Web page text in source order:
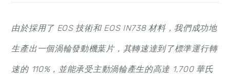
由於採用了 EOS 技術和 EOS IN738材料，我們成功地
生產出一個渦輪發動機葉片，其轉速達到了標準運行轉
速的 110%，並能承受主動渦輪產生的高達 1,700 華氏